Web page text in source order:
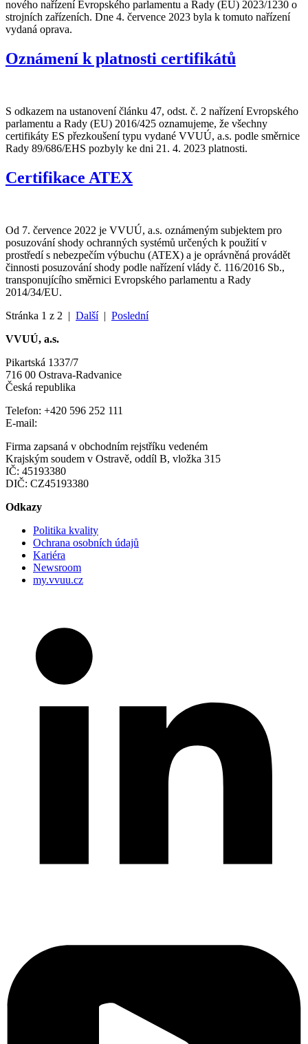
nového nařízení Evropského parlamentu a Rady (EU) 2023/1230 o
strojních zařízeních. Dne 4. července 2023 byla k tomuto nařízení
vydaná oprava.
Oznámení k platnosti certifikátů
S odkazem na ustanovení článku 47, odst. č. 2 nařízení Evropského
parlamentu a Rady (EU) 2016/425 oznamujeme, že všechny
certifikáty ES přezkoušení typu vydané VVUÚ, a.s. podle směrnice
Rady 89/686/EHS pozbyly ke dni 21. 4. 2023 platnosti.
Certifikace ATEX
Od 7. července 2022 je VVUÚ, a.s. oznámeným subjektem pro
posuzování shody ochranných systémů určených k použití v
prostředí s nebezpečím výbuchu (ATEX) a je oprávněná provádět
činnosti posuzování shody podle nařízení vlády č. 116/2016 Sb.,
transponujícího směrnici Evropského parlamentu a Rady
2014/34/EU.
Stránka 1 z 2 | Další| Poslední
VVUÚ, a.s.
Pikartská 1337/7
716 00 Ostrava-Radvanice
Česká republika
Telefon: +420 596 252 111
E-mail:
Firma zapsaná v obchodním rejstříku vedeném
Krajským soudem v Ostravě, oddíl B, vložka 315
IČ: 45193380
DIČ: CZ45193380
Odkazy
Politika kvality
Ochrana osobních údajů
Kariéra
Newsroom
my.vvuu.cz